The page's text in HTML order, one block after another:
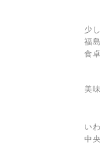
少
福
食
美
い
中